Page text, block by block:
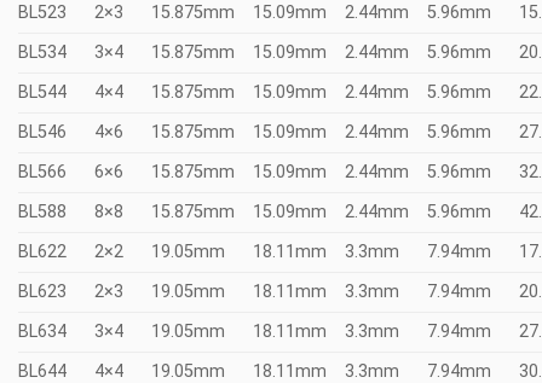
BL523
2×3 15.875mm 15.09mm 2.44mm 5.96mm
BL534
3×4 15.875mm 15.09mm 2.44mm 5.96mm
BL544
4×4 15.875mm 15.09mm 2.44mm 5.96mm
BL546
4×6 15.875mm 15.09mm 2.44mm 5.96mm
BL566
6×6 15.875mm 15.09mm 2.44mm 5.96mm
BL588
8×8 15.875mm 15.09mm 2.44mm 5.96mm
BL622
2×2 19.05mm 18.11mm 3.3mm 7.94mm
BL623
2×3 19.05mm 18.11mm 3.3mm 7.94mm
BL634
3×4 19.05mm 18.11mm 3.3mm 7.94mm
BL644
4×4 19.05mm 18.11mm 3.3mm 7.94mm